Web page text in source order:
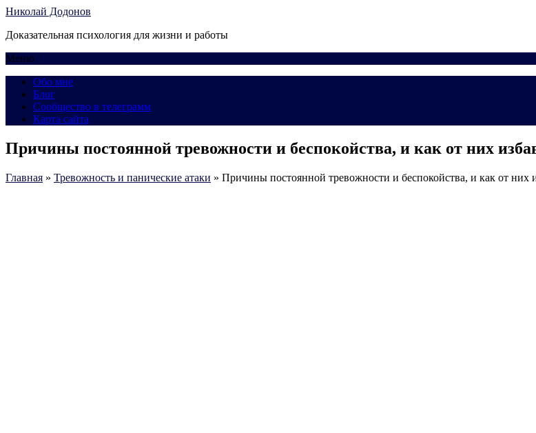
Николай Додонов
Доказательная психология для жизни и работы
Меню
Обо мне
Блог
Сообщество в телеграмм
Карта сайта
Причины постоянной тревожности и беспокойства, и как от них
Главная » Тревожность и панические атаки » Причины постоянной тревожности и беспокойства, и как от них